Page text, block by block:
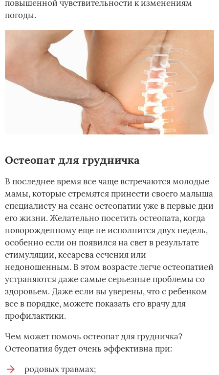
повышенной чувствительности к изменениям
погоды.
Остеопат для грудничка
В последнее время все чаще встречаются молодые
мамы, которые стремятся принести своего малыша
специалисту на сеанс остеопатии уже в первые дни
его жизни. Желательно посетить остеопата, когда
новорожденному еще не исполнится двух недель,
особенно если он появился на свет в результате
стимуляции, кесарева сечения или
недоношенным. В этом возрасте легче остеопатией
устраняются даже самые серьезные проблемы со
здоровьем. Даже если вы уверены, что с ребенком
все в порядке, можете показать его врачу для
профилактики.
Чем может помочь остеопат для грудничка?
Остеопатия будет очень эффективна при:
родовых травмах;